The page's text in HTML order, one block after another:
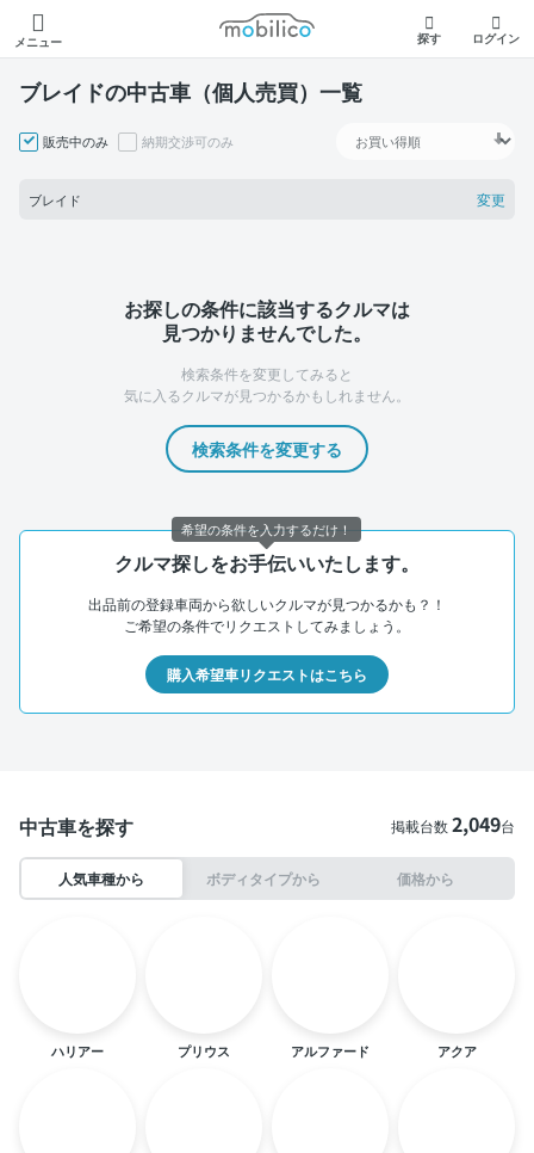
メニュー
モビリコ
探す ログイン
ブレイドの中古車（個人売買）一覧
販売中のみ 納期交渉可のみ
ブレイド 変更
お探しの条件に該当するクルマは
見つかりませんでした。
検索条件を変更してみると
気に入るクルマが見つかるかもしれません。
検索条件を変更する
クルマ探しをお手伝いいたします。
出品前の登録車両から欲しいクルマが見つかるかも？！
ご希望の条件でリクエストしてみましょう。
購入希望車リクエストはこちら
中古車を探す 掲載台数2,049台
人気車種から ボディタイプから 価格から
ハリアー プリウス アルファード アクア
希望の条件を入力するだけ！